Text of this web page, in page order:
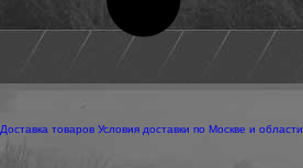
Доставка товаров Условия доставки по Москве и области